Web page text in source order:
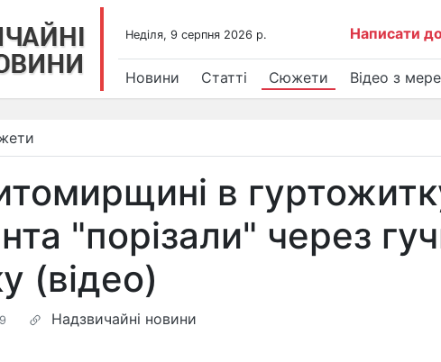
Недiля, 9 серпня 2026 р. Написати
Новини Статті Сюжети Відео з
в
"порізали" через
(відео)
Надзвичайні новини